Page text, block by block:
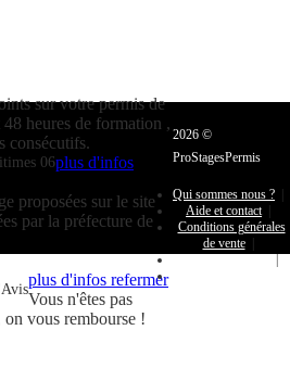
sur votre permis de
heures de formation ,
consécutifs.
06plus d'infos
proposées sur le site
par la préfecture de
plus d'infos refermer
Vous n'êtes pas
on vous rembourse !
2026 ©
ProStagesPermis
Qui sommes nous ?
Aide et contact|
Conditions générales
de vente|